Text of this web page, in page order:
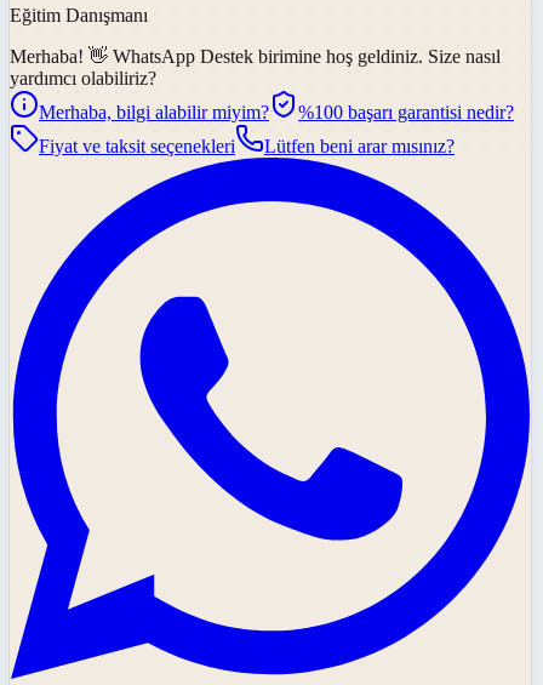
Eğitim Danışmanı
Merhaba! 👋 WhatsApp Destek birimine hoş geldiniz. Size nasıl
yardımcı olabiliriz?
Merhaba, bilgi alabilir miyim?
%100 başarı garantisi nedir?
Fiyat ve taksit seçenekleri
Lütfen beni arar mısınız?